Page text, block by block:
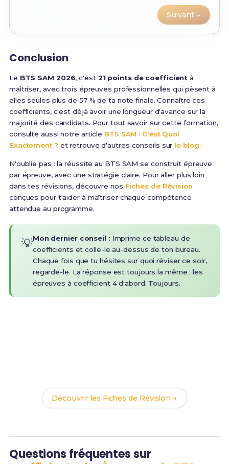
Suivant →
Conclusion
Le BTS SAM 2026, c'est 21 points de coefficient à
maîtriser, avec trois épreuves professionnelles qui pèsent à
elles seules plus de 57 % de ta note finale. Connaître ces
coefficients, c'est déjà avoir une longueur d'avance sur la
majorité des candidats. Pour tout savoir sur cette formation,
consulte aussi notre article BTS SAM : C'est Quoi
Exactement ? et retrouve d'autres conseils sur le blog.
N'oublie pas : la réussite au BTS SAM se construit épreuve
par épreuve, avec une stratégie claire. Pour aller plus loin
dans tes révisions, découvre nos Fiches de Révision
conçues pour t'aider à maîtriser chaque compétence
attendue au programme.
💡Mon dernier conseil : Imprime ce tableau de
coefficients et colle-le au-dessus de ton bureau.
Chaque fois que tu hésites sur quoi réviser ce soir,
regarde-le. La réponse est toujours la même : les
épreuves à coefficient 4 d'abord. Toujours.
Découvrir les Fiches de Révision →
Questions fréquentes sur